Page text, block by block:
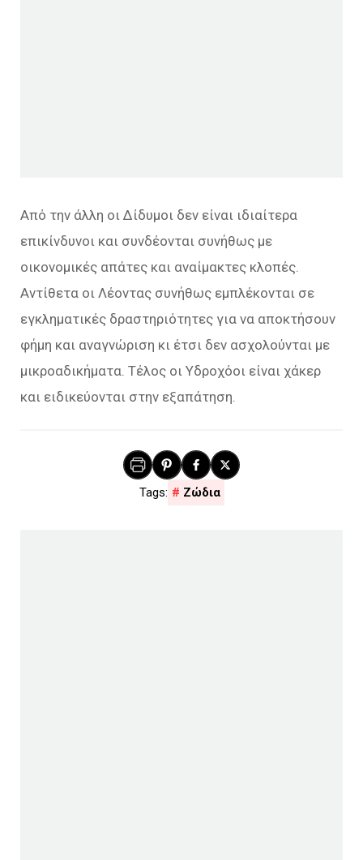
Από την άλλη οι Δίδυμοι δεν είναι ιδιαίτερα
επικίνδυνοι και συνδέονται συνήθως με
οικονομικές απάτες και αναίμακτες κλοπές.
Αντίθετα οι Λέοντας συνήθως εμπλέκονται σε
εγκληματικές δραστηριότητες για να αποκτήσουν
φήμη και αναγνώριση κι έτσι δεν ασχολούνται με
μικροαδικήματα. Τέλος οι Υδροχόοι είναι χάκερ
και ειδικεύονται στην εξαπάτηση.
Ζώδια